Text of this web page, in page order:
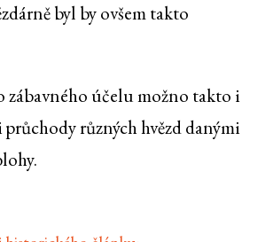
byl by ovšem takto
zábavného účelu možno takto i
různých hvězd danými